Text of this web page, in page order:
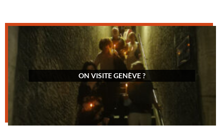
ON VISITE GENÈVE ?